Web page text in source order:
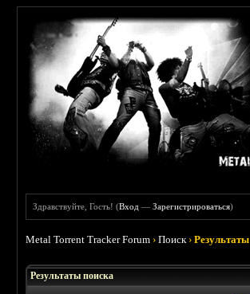
Здравствуйте, Гость! (Вход —Зарегистрироваться)
Metal Torrent Tracker Forum ›Поиск ›Результаты
Результаты поиска